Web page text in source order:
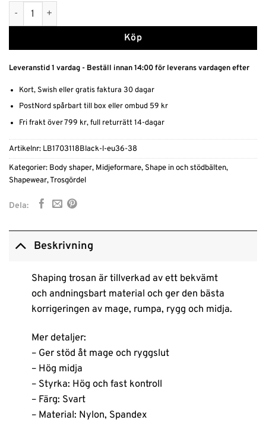
Shaping trosa mängd
Köp
Leveranstid 1 vardag - Beställ innan 14:00 för leverans vardagen efter
Kort, Swish eller gratis faktura 30 dagar
PostNord spårbart till box eller ombud 59 kr
Fri frakt över 799 kr, full returrätt 14-dagar
Artikelnr: LB1703118Black-l-eu36-38
Kategorier: Body shaper, Midjeformare, Shape in och stödbälten,
Shapewear,Trosgördel
Dela:
Beskrivning
Shaping trosan är tillverkad av ett bekvämt
och andningsbart material och ger den bästa
korrigeringen av mage, rumpa, rygg och midja.
Mer detaljer:
– Ger stöd åt mage och ryggslut
– Hög midja
– Styrka: Hög och fast kontroll
– Färg: Svart
– Material: Nylon, Spandex